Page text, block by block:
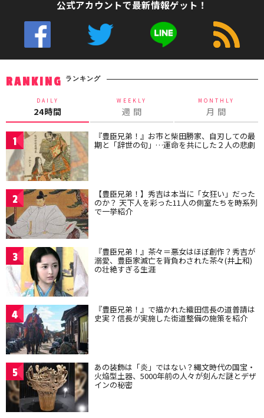
公式アカウントで最新情報ゲット！
RANKING ランキング
DAILY
24時間
WEEKLY
週 間
MONTHLY
月 間
1 『豊臣兄弟！』お市と柴田勝家、自刃しての最
期と「辞世の句」…運命を共にした２人の悲劇
2 【豊臣兄弟！】秀吉は本当に「女狂い」だった
のか？ 天下人を彩った11人の側室たちを時系列
で一挙紹介
3 『豊臣兄弟！』茶々＝悪女はほぼ創作？秀吉が
溺愛、豊臣家滅亡を背負わされた茶々(井上和)
の壮絶すぎる生涯
4 『豊臣兄弟！』で描かれた織田信長の道普請は
史実？信長が実施した街道整備の施策を紹介
5 あの装飾は「炎」ではない？縄文時代の国宝・
火焔型土器、5000年前の人々が刻んだ謎とデザ
インの秘密